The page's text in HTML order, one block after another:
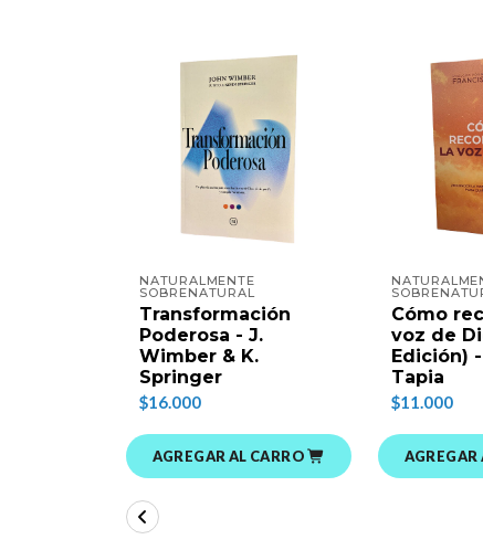
NATURALMENTE
SOBRENATURAL
Transformación
Poderosa - J.
Wimber & K.
Springer
$16.000
AGREGAR AL CARRO
Cómo
voz de
Edición)
Tapia
$11.000
AGREGAR